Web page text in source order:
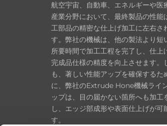
航空宇宙、自動車、エネルギーや医
産業分野において、最終製品の性能
工部品の精密な仕上げ加工に左右さ
す。弊社の機械は、他の製法より短
所要時間で加工工程を完了し、仕上
完成品仕様の精度を向上させます。
も、著しい性能アップを確保するた
に、弊社のExtrude Hone機械ライ
ップは、目の届かない箇所へも加工
し、エッジ部成形や表面仕上げが可
す。